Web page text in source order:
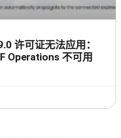
许可证无法应用：
Operations 不可用